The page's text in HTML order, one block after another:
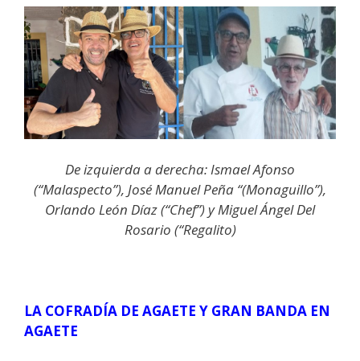
De izquierda a derecha: Ismael Afonso
(“Malaspecto”), José Manuel Peña “(Monaguillo”),
Orlando León Díaz (“Chef”) y Miguel Ángel Del
Rosario (“Regalito)
LA COFRADÍA DE AGAETE Y GRAN BANDA EN
AGAETE